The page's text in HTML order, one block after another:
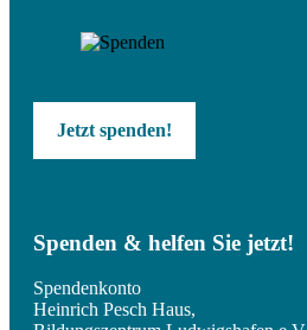
Jetzt spenden!
Spenden & helfen Sie jetzt!
Spendenkonto
Heinrich Pesch Haus,